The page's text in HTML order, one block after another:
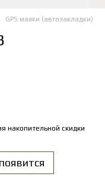
GPS маяки (автозакладки)
накопительной скидки